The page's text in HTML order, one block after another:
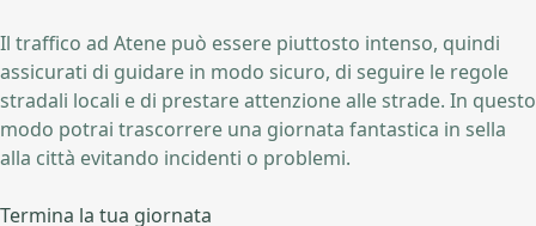
Il traffico ad Atene può essere piuttosto intenso, quindi
assicurati di guidare in modo sicuro, di seguire le regole
stradali locali e di prestare attenzione alle strade. In questo
modo potrai trascorrere una giornata fantastica in sella
alla città evitando incidenti o problemi.
Termina la tua giornata